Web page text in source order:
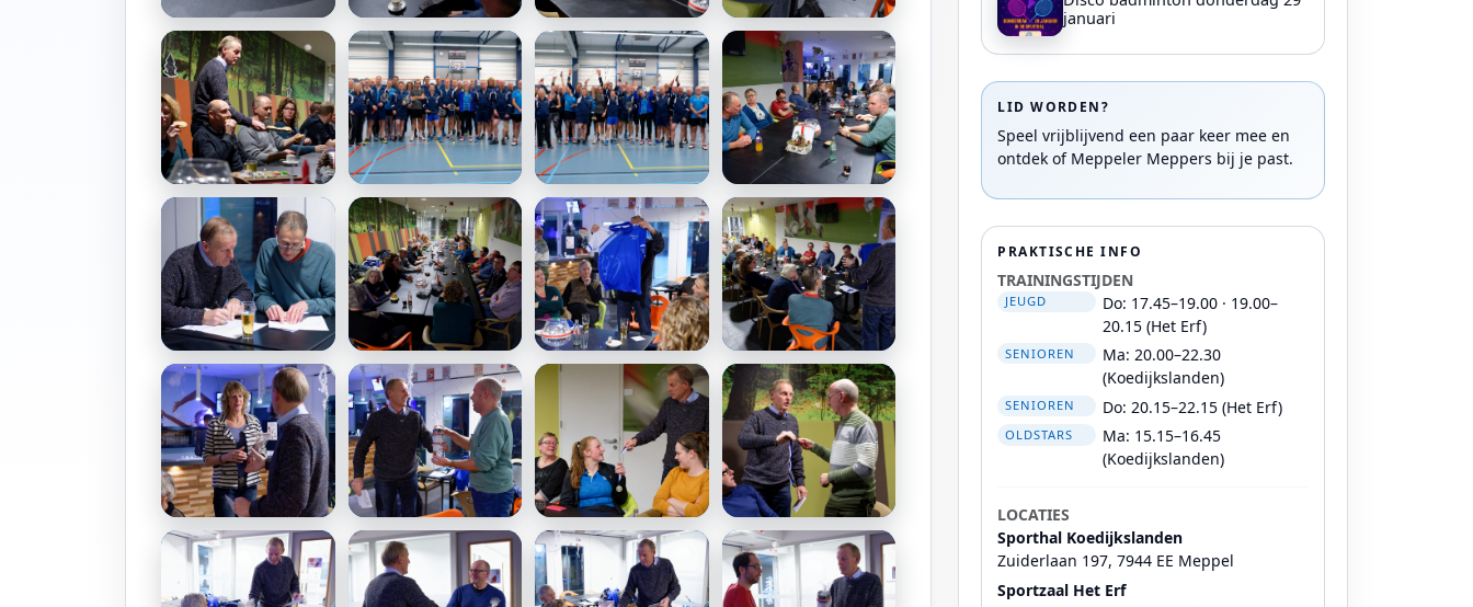
januari
LID WORDEN?
Speel vrijblijvend een paar keer mee en
ontdek of Meppeler Meppers bij je past.
PRAKTISCHE INFO
TRAININGSTIJDEN
JEUGD
Do: 17.45–19.00 · 19.00–
20.15 (Het Erf)
SENIOREN
Ma: 20.00–22.30
(Koedijkslanden)
SENIOREN Do: 20.15–22.15 (Het Erf)
OLDSTARS
Ma: 15.15–16.45
(Koedijkslanden)
LOCATIES
Sporthal Koedijkslanden
Zuiderlaan 197, 7944 EE Meppel
Sportzaal Het Erf